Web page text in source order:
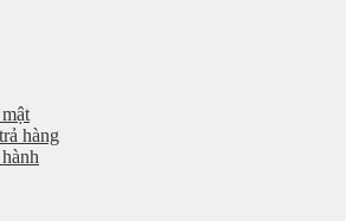
hàng